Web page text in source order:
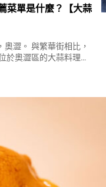
菜單是什麼？【大蒜
澀。 與繁華街相比，
於奧澀區的大蒜料理專
...